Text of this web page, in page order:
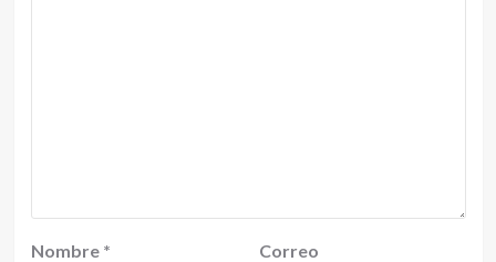
Nombre *
Correo